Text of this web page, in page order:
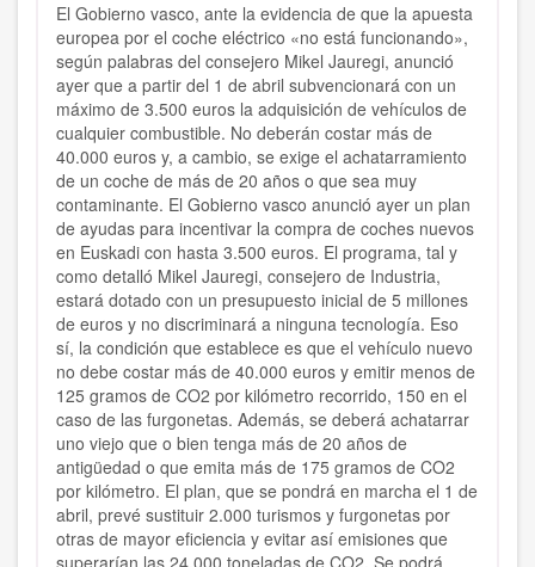
El Gobierno vasco, ante la evidencia de que la apuesta
europea por el coche eléctrico «no está funcionando»,
según palabras del consejero Mikel Jauregi, anunció
ayer que a partir del 1 de abril subvencionará con un
máximo de 3.500 euros la adquisición de vehículos de
cualquier combustible. No deberán costar más de
40.000 euros y, a cambio, se exige el achatarramiento
de un coche de más de 20 años o que sea muy
contaminante. El Gobierno vasco anunció ayer un plan
de ayudas para incentivar la compra de coches nuevos
en Euskadi con hasta 3.500 euros. El programa, tal y
como detalló Mikel Jauregi, consejero de Industria,
estará dotado con un presupuesto inicial de 5 millones
de euros y no discriminará a ninguna tecnología. Eso
sí, la condición que establece es que el vehículo nuevo
no debe costar más de 40.000 euros y emitir menos de
125 gramos de CO2 por kilómetro recorrido, 150 en el
caso de las furgonetas. Además, se deberá achatarrar
uno viejo que o bien tenga más de 20 años de
antigüedad o que emita más de 175 gramos de CO2
por kilómetro. El plan, que se pondrá en marcha el 1 de
abril, prevé sustituir 2.000 turismos y furgonetas por
otras de mayor eficiencia y evitar así emisiones que